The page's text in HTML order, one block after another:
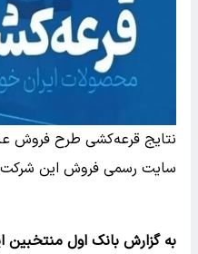
نتایج قرعه‌کشی طرح فروش
سایت رسمی فروش این